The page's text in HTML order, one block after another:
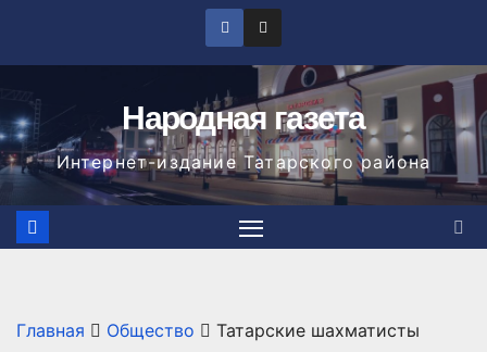
Народная газета
Интернет-издание Татарского района
Главная Общество
Татарские шахматисты